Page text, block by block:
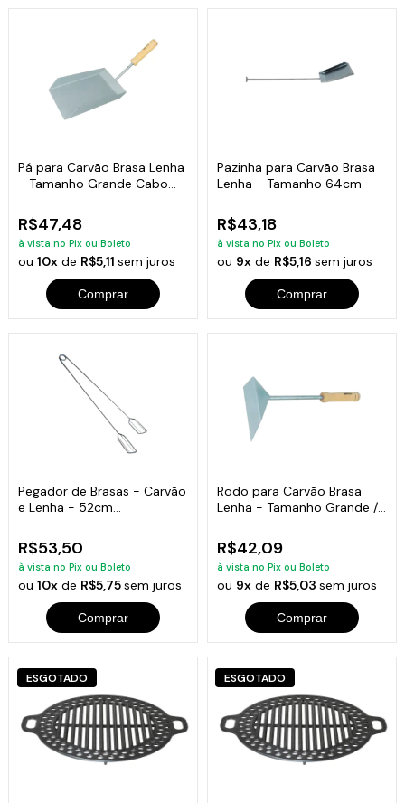
Pá para Carvão Brasa Lenha
- Tamanho Grande Cabo
R$47,48
à vista no Pix ou Boleto
ou10x de R$5,11sem juros
Comprar
Pazinha para Carvão Brasa
Lenha - Tamanho 64cm
R$43,18
à vista no Pix ou Boleto
ou 9xde R$5,16 sem juros
Comprar
Pegador de Brasas - Carvão
e Lenha - 52cm
R$53,50
à vista no Pix ou Boleto
ou10x de R$5,75sem juros
Comprar
Rodo para Carvão Brasa
Lenha - Tamanho Grande /
R$42,09
à vista no Pix ou Boleto
ou 9xde R$5,03 sem juros
Comprar
ESGOTADO ESGOTADO